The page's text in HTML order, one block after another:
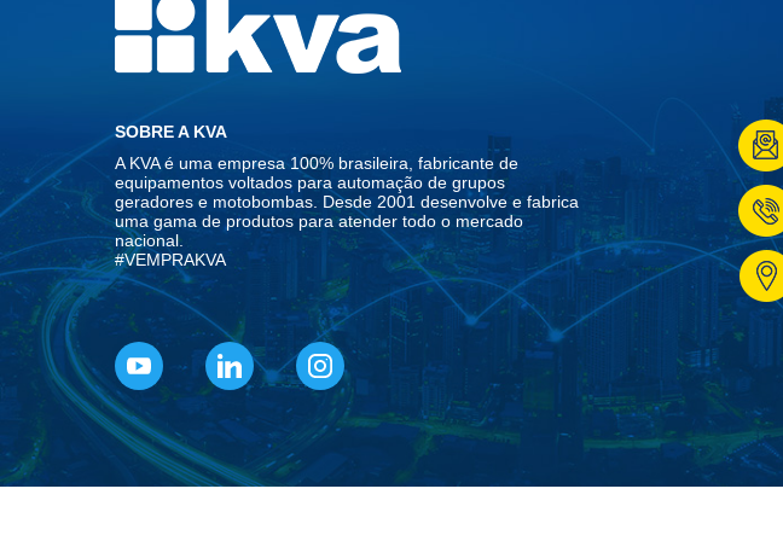
SOBRE A KVA
A KVA é uma empresa 100% brasileira, fabricante de
equipamentos voltados para automação de grupos
geradores e motobombas. Desde 2001 desenvolve e fabrica
uma gama de produtos para atender todo o mercado
nacional.
#VEMPRAKVA